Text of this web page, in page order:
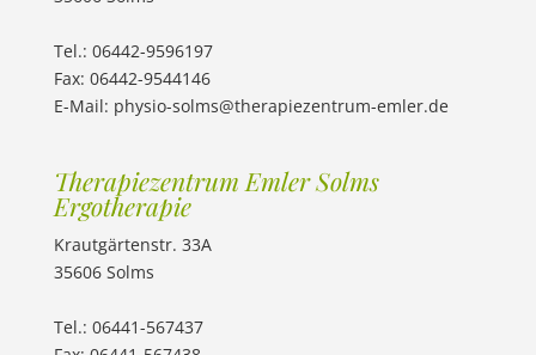
Tel.: 06442-9596197
Fax: 06442-9544146
E-Mail: physio-solms@therapiezentrum-emler.de
Therapiezentrum Emler Solms
Ergotherapie
Krautgärtenstr. 33A
35606 Solms
Tel.: 06441-567437